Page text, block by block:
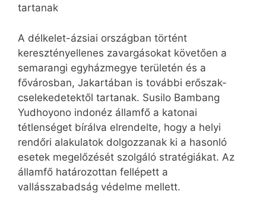
tartanak
A délkelet-ázsiai országban történt
keresztényellenes zavargásokat követően a
semarangi egyházmegye területén és a
fővárosban, Jakartában is további erőszak-
cselekedetektől tartanak. Susilo Bambang
Yudhoyono indonéz államfő a katonai
tétlenséget bírálva elrendelte, hogy a helyi
rendőri alakulatok dolgozzanak ki a hasonló
esetek megelőzését szolgáló stratégiákat. Az
államfő határozottan fellépett a
vallásszabadság védelme mellett.